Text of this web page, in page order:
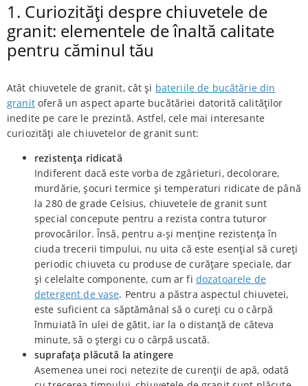
1. Curiozități despre chiuvetele de
granit: elementele de înaltă calitate
pentru căminul tău
Atât chiuvetele de granit, cât și bateriile de bucătărie din
granitoferă un aspect aparte bucătăriei datorită calităților
inedite pe care le prezintă. Astfel, cele mai interesante
curiozități ale chiuvetelor de granit sunt:
rezistența ridicată
Indiferent dacă este vorba de zgârieturi, decolorare,
murdărie, șocuri termice și temperaturi ridicate de până
la 280 de grade Celsius, chiuvetele de granit sunt
special concepute pentru a rezista contra tuturor
provocărilor. Însă, pentru a-și menține rezistența în
ciuda trecerii timpului, nu uita că este esențial să cureți
periodic chiuveta cu produse de curățare speciale, dar
și celelalte componente, cum ar fi dozatoarele de
detergent de vase. Pentru a păstra aspectul chiuvetei,
este suficient ca săptămânal să o cureți cu o cârpă
înmuiată în ulei de gătit, iar la o distanță de câteva
minute, să o ștergi cu o cârpă uscată.
suprafața plăcută la atingere
Asemenea unei roci netezite de curenții de apă, odată